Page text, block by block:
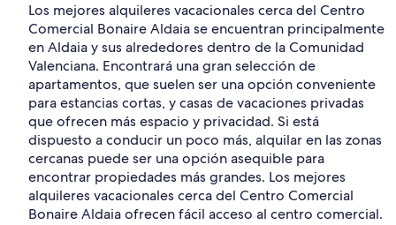
Los mejores alquileres vacacionales cerca del Centro
Comercial Bonaire Aldaia se encuentran principalmente
en Aldaia y sus alrededores dentro de la Comunidad
Valenciana. Encontrará una gran selección de
apartamentos, que suelen ser una opción conveniente
para estancias cortas, y casas de vacaciones privadas
que ofrecen más espacio y privacidad. Si está
dispuesto a conducir un poco más, alquilar en las zonas
cercanas puede ser una opción asequible para
encontrar propiedades más grandes. Los mejores
alquileres vacacionales cerca del Centro Comercial
Bonaire Aldaia ofrecen fácil acceso al centro comercial.